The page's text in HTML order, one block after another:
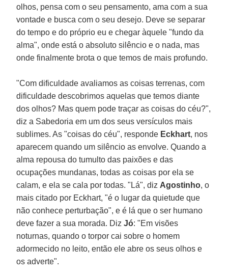
olhos, pensa com o seu pensamento, ama com a sua
vontade e busca com o seu desejo. Deve se separar
do tempo e do próprio eu e chegar àquele "fundo da
alma", onde está o absoluto silêncio e o nada, mas
onde finalmente brota o que temos de mais profundo.
"Com dificuldade avaliamos as coisas terrenas, com
dificuldade descobrimos aquelas que temos diante
dos olhos? Mas quem pode traçar as coisas do céu?",
diz a Sabedoria em um dos seus versículos mais
sublimes. As "coisas do céu", responde Eckhart, nos
aparecem quando um silêncio as envolve. Quando a
alma repousa do tumulto das paixões e das
ocupações mundanas, todas as coisas por ela se
calam, e ela se cala por todas. "Lá", diz Agostinho, o
mais citado por Eckhart, "é o lugar da quietude que
não conhece perturbação", e é lá que o ser humano
deve fazer a sua morada. DizJó: "Em visões
noturnas, quando o torpor cai sobre o homem
adormecido no leito, então ele abre os seus olhos e
os adverte".